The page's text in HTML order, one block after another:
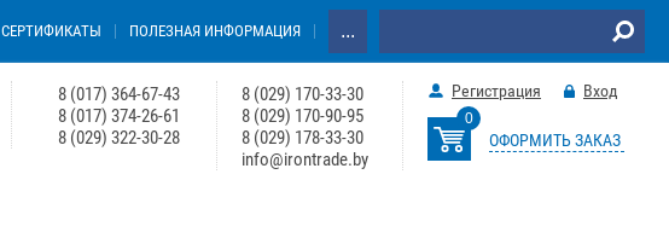
СЕРТИФИКАТЫ ПОЛЕЗНАЯ ИНФОРМАЦИЯ ...
8 (017) 364-67-43
8 (017) 374-26-61
8 (029) 322-30-28
8 (029) 170-33-30
8 (029) 170-90-95
8 (029) 178-33-30
info@irontrade.by
Регистрация Вход
0
ОФОРМИТЬ ЗАКАЗ